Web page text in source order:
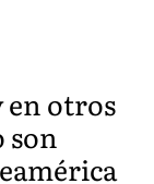
en otros
son